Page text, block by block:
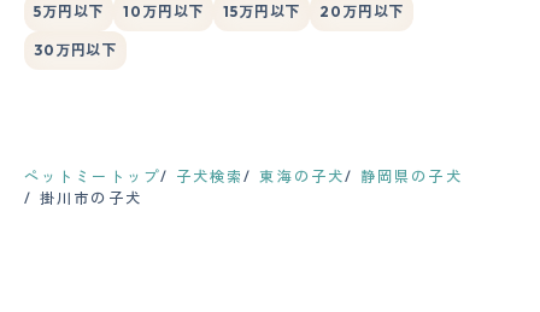
5万円以下 10万円以下 15万円以下 20万円以下
30万円以下
ペットミートップ 子犬検索 東海の子犬
静岡県の子犬
掛川市の子犬